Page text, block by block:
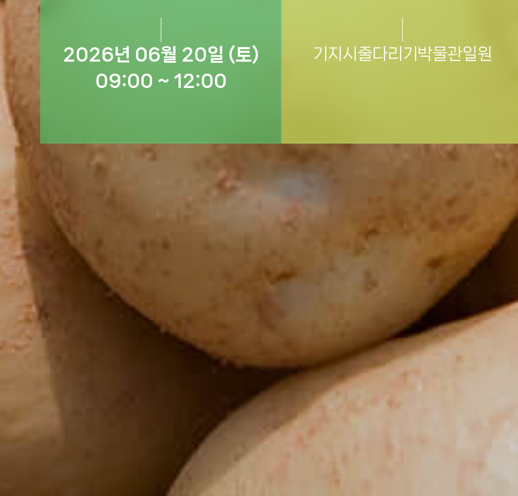
2026년 06월 20일 (토)
09:00 ~ 12:00
기지시줄다리기박물관일원